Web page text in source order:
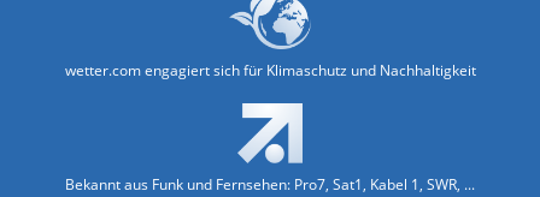
wetter.com engagiert sich für Klimaschutz und Nachhaltigkeit
Bekannt aus Funk und Fernsehen: Pro7, Sat1, Kabel 1, SWR, ...